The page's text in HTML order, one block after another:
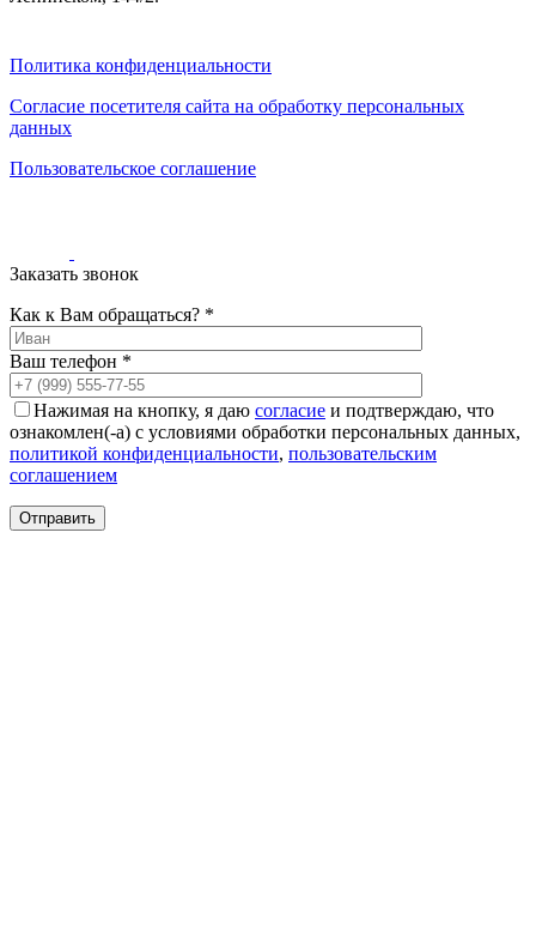
₽
от
₽
По
форме
Прямоугольные
ковры
Овальные
ковры
Круглые
ковры
Квадратные
Политика конфиденциальности
Согласие посетителя сайта на обработку персональных
данных
Пользовательское соглашение
Заказать звонок
Как к Вам обращаться? *
Ваш телефон *
Нажимая на кнопку, я даю согласие и подтверждаю, что
ознакомлен(-а) с условиями обработки персональных данных,
политикой конфиденциальности, пользовательским
соглашением